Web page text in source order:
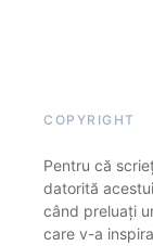
COPYRIGHT
Pentru că
datorită
când preluați
care v-a